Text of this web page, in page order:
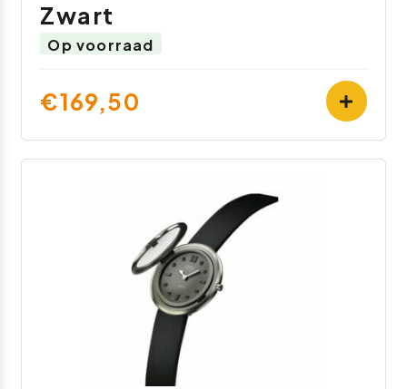
Zwart
Op voorraad
€169,50